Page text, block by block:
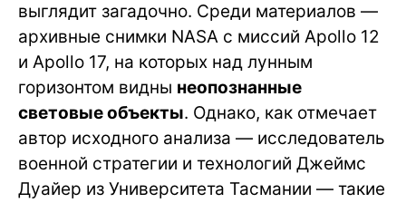
выглядит загадочно. Среди материалов —
архивные снимки NASA с миссий Apollo 12
и Apollo 17, на которых над лунным
горизонтом видны неопознанные
световые объекты. Однако, как отмечает
автор исходного анализа — исследователь
военной стратегии и технологий Джеймс
Дуайер из Университета Тасмании — такие